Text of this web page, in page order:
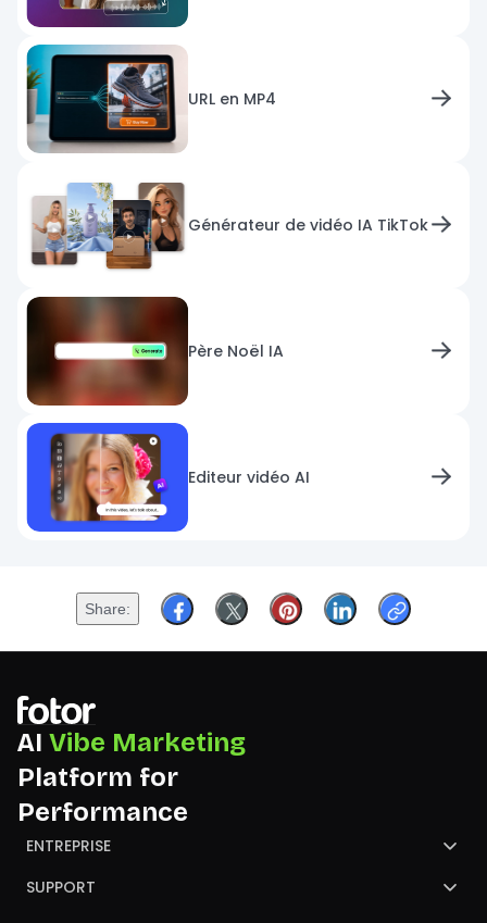
URL en MP4
Générateur de vidéo IA TikTok
Père Noël IA
Editeur vidéo AI
Share
AI Vibe Marketing
Platform for
Performance
ENTREPRISE
À propos de Fotor
SUPPORT